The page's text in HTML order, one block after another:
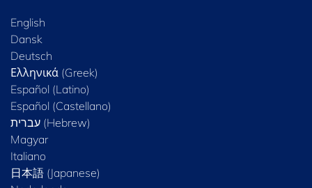
English
Dansk
Deutsch
Ελληνικά (Greek)
Español (Latino)
Español (Castellano)
Magyar
Italiano
日本語 (Japanese)